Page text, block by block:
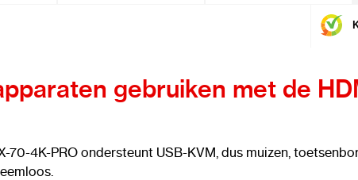
gebruiken met de
70-4K-PRO ondersteunt USB-KVM, dus muizen,